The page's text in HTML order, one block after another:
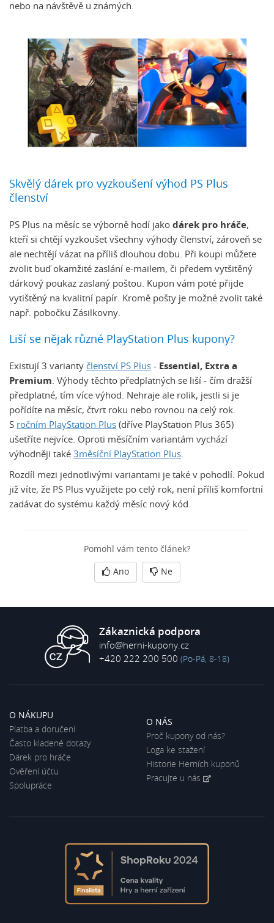
nebo na návštěvě u známých.
Skvělý dárek pro vyzkoušení výhod PS Plus
členství
PS Plus na měsíc se výborně hodí jako dárek pro hráče,
kteří si chtějí vyzkoušet všechny výhody členství, zároveň se
ale nechtějí vázat na příliš dlouhou dobu. Při koupi můžete
zvolit buď okamžité zaslání e-mailem, či předem vytšitěný
dárkový poukaz zaslaný poštou. Kupon vám poté přijde
vytištěný na kvalitní papír. Kromě pošty je možné zvolit také
např. pobočku Zásilkovny.
Liší se nějak různé PlayStation Plus kupony?
Existují 3 varianty členství PS Plus - Essential, Extra a
Premium . Výhody těchto předplatných se liší - čím dražší
předplatné, tím více výhod. Nehraje ale rolik, jestli si je
pořídíte na měsíc, čtvrt roku nebo rovnou na celý rok.
S ročním PlayStation Plus (dříve PlayStation Plus 365)
ušetříte nejvíce. Oproti měsíčním variantám vychází
výhodněji také 3měsíční PlayStation Plus
Rozdíl mezi jednotlivými variantami je také v pohodlí. Pokud
již víte, že PS Plus využijete po celý rok, není příliš komfortní
zadávat do systému každý měsíc nový kód.
Pomohl vám tento článek?
Ano Ne
Zákaznická podpora
info@herni-kupony.cz
+420 222 200 500 (Po-Pá, 8-18)
O NÁKUPU
Platba a doručení
Často kladené dotazy
Dárek pro hráče
Ověření účtu
Spolupráce
O NÁS
Proč kupony od nás?
Loga ke stažení
Historie Herních kuponů
Pracujte u nás